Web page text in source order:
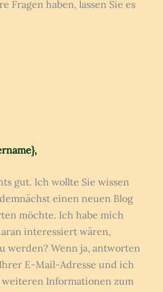
Fragen haben, lassen Sie es
gut. Ich wollte Sie wissen
einen neuen Blog
möchte. Ich habe mich
interessiert wären,
werden? Wenn ja, antworten
E-Mail-Adresse und ich
Informationen zum